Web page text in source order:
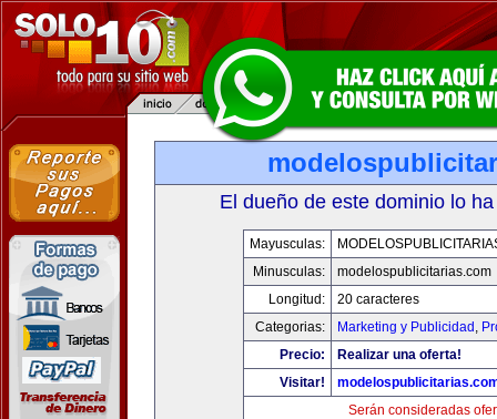
El dueño de este dominio lo
Mayusculas:
Minusculas:
modelospublicitarias.com
Longitud:
20 caracteres
Categorias:
Marketing y Publicidad ,
Precio:
Realizar una oferta!
Visitar!
Serán consideradas